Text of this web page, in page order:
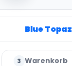
Blue Topaz
3 Warenkorb